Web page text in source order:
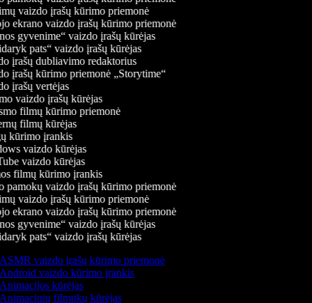
vaizdo įrašų kūrimo priemonė
ekrano vaizdo įrašų kūrimo priemonė
gyvenime“ vaizdo įrašų kūrėjas
pats“ vaizdo įrašų kūrėjas
įrašų dubliavimo redaktorius
įrašų kūrimo priemonė „Storytime“
įrašų vertėjas
vaizdo įrašų kūrėjas
filmų kūrimo priemonė
filmų kūrėjas
kūrimo įrankis
vaizdo kūrėjas
vaizdo kūrėjas
filmų kūrimo įrankis
pamokų vaizdo įrašų kūrimo priemonė
vaizdo įrašų kūrimo priemonė
ekrano vaizdo įrašų kūrimo priemonė
gyvenime“ vaizdo įrašų kūrėjas
pats“ vaizdo įrašų kūrėjas
vaizdo įrašų kūrimo priemonė
vaizdo kūrimo įrankis
kūrėjas
filmukų kūrėjas